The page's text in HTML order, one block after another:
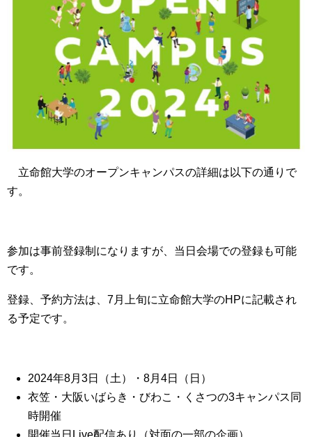
立命館大学のオープンキャンパスの詳細は以下の通りで
す。
参加は事前登録制になりますが、当日会場での登録も可能
です。
登録、予約方法は、7月上旬に立命館大学のHPに記載され
る予定です。
2024年8月3日（土）・8月4日（日）
衣笠・大阪いばらき・びわこ・くさつの3キャンパス同
時開催